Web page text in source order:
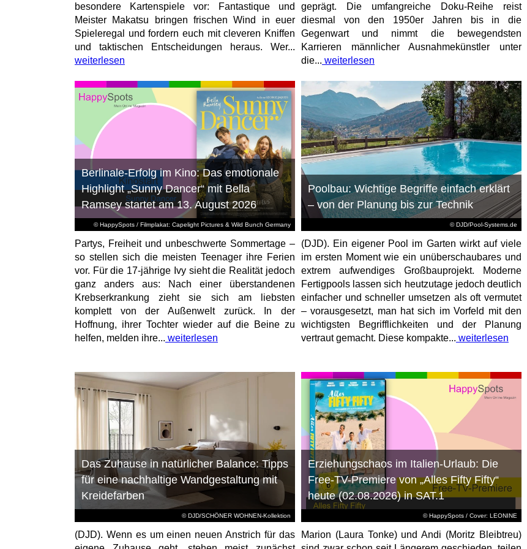
besondere Kartenspiele vor: Fantastique und
Meister Makatsu bringen frischen Wind in euer
Spieleregal und fordern euch mit cleveren Kniffen
und taktischen Entscheidungen heraus. Wer...
weiterlesen
geprägt. Die umfangreiche Doku-Reihe reist
diesmal von den 1950er Jahren bis in die
Gegenwart und nimmt die bewegendsten
Karrieren männlicher Ausnahmekünstler unter
die... weiterlesen
© HappySpots / Filmplakat: Capelight Pictures & Wild Bunch Germany
Berlinale-Erfolg im Kino: Das emotionale
Highlight „Sunny Dancer“ mit Bella
Ramsey startet am 13. August 2026
Partys, Freiheit und unbeschwerte Sommertage –
so stellen sich die meisten Teenager ihre Ferien
vor. Für die 17-jährige Ivy sieht die Realität jedoch
ganz anders aus: Nach einer überstandenen
Krebserkrankung zieht sie sich am liebsten
komplett von der Außenwelt zurück. In der
Hoffnung, ihrer Tochter wieder auf die Beine zu
helfen, melden ihre... weiterlesen
© DJD/Pool-Systems.de
Poolbau: Wichtige Begriffe einfach erklärt
– von der Planung bis zur Technik
(DJD). Ein eigener Pool im Garten wirkt auf viele
im ersten Moment wie ein unüberschaubares und
extrem aufwendiges Großbauprojekt. Moderne
Fertigpools lassen sich heutzutage jedoch deutlich
einfacher und schneller umsetzen als oft vermutet
– vorausgesetzt, man hat sich im Vorfeld mit den
wichtigsten Begrifflichkeiten und der Planung
vertraut gemacht. Diese kompakte... weiterlesen
© DJD/SCHÖNER WOHNEN-Kollektion
Das Zuhause in natürlicher Balance: Tipps
für eine nachhaltige Wandgestaltung mit
Kreidefarben
(DJD). Wenn es um einen neuen Anstrich für das
© HappySpots / Cover: LEONINE
Erziehungschaos im Italien-Urlaub: Die
Free-TV-Premiere von „Alles Fifty Fifty“
heute (02.08.2026) in SAT.1
Marion (Laura Tonke) und Andi (Moritz Bleibtreu)